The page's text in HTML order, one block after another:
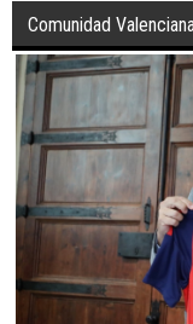
Comunidad